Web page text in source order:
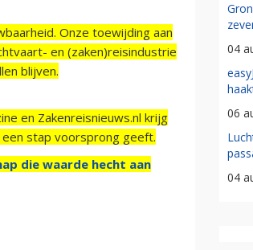
Onze toewijding aan
en (zaken)reisindustrie
blijven.
en Zakenreisnieuws.nl krijg
stap voorsprong geeft.
die waarde hecht aan
04
06
04